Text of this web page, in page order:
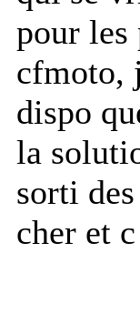
pour les
cfmoto,
dispo
la
sorti
cher et